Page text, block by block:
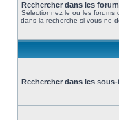
Rechercher dans les
Sélectionnez le ou les forums
dans la recherche si vous ne
Rechercher dans les